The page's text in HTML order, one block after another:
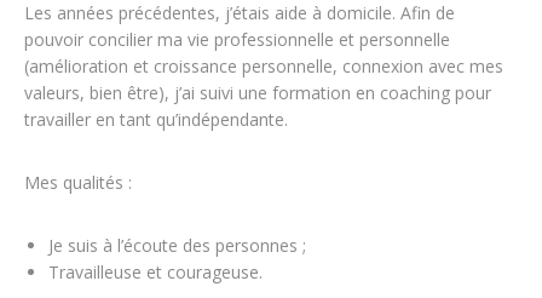
Les années précédentes, j’étais aide à domicile. Afin de
pouvoir concilier ma vie professionnelle et personnelle
(amélioration et croissance personnelle, connexion avec mes
valeurs, bien être), j’ai suivi une formation en coaching pour
travailler en tant qu’indépendante.
Mes qualités :
Je suis à l’écoute des personnes ;
Travailleuse et courageuse.